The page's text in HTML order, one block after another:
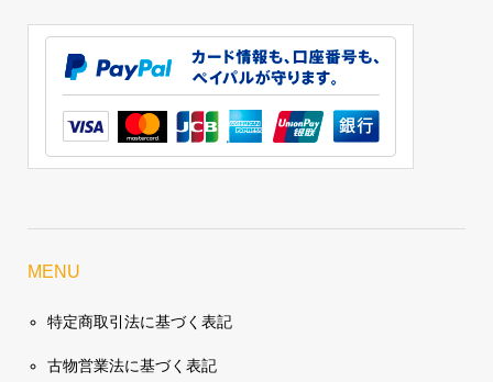
MENU
特定商取引法に基づく表記
古物営業法に基づく表記